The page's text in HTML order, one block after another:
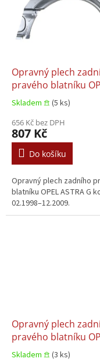
Opravný plech
pravého blatníku
ASTRA G kombi
Skladem 𖠿 (5 ks)
656 Kč bez DPH
807 Kč
Do košíku
Opravný plech zadního
blatníku OPEL ASTRA G
02.1998–12.2009.
Opravný plech
pravého blatníku
ASTRA F kombi
Skladem 𖠿 (3 ks)